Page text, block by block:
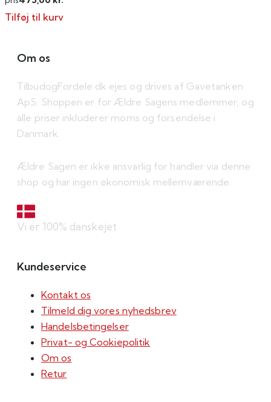
Tilføj til kurv
Om os
TilbudogFordele.dk ejes og drives af Gavetanken
ApS. Shoppen er for Ældre Sagens medlemmer, og
alle priser inkluderer moms og forsendelse i
Danmark.
Ældre Sagen er ikke ansvarlig for handler via denne
shop og har ingen økonomisk mellemværende.
Vi er 100% danskejet
Kundeservice
Kontakt os
Tilmeld dig vores nyhedsbrev
Handelsbetingelser
Privat- og Cookiepolitik
Om os
Retur